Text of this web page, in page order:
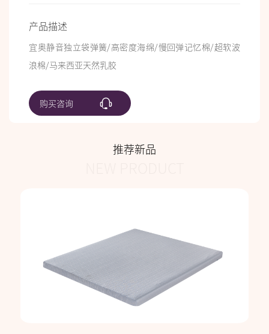
产品描述
宜奥静音独立袋弹簧/高密度海绵/慢回弹记忆棉/超软波
浪棉/马来西亚天然乳胶
购买咨询
推荐新品